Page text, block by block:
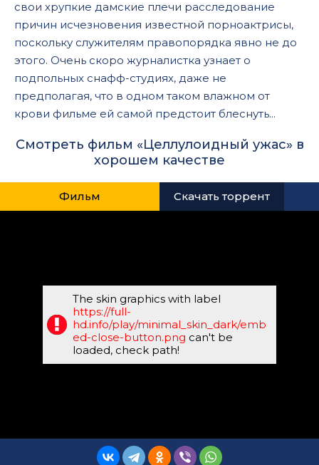
свои хрупкие дамские плечи расследование
причин исчезновения известной порноактрисы,
поскольку служителям правопорядка явно не до
этого. Очень скоро журналистка узнает о
подпольных снафф-студиях, даже не
предполагая, что в одном таком влажном от
крови фильме ей самой предстоит блеснуть...
Смотреть фильм «Целлулоидный ужас» в
хорошем качестве
Фильм Скачать торрент
The skin graphics with label
https://full-
hd.info/play/minimal_skin_dark/emb
ed-close-button.png can't be
loaded, check path!